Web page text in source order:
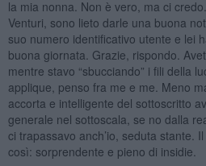
la mia nonna. Non è vero, ma ci
Venturi, sono lieto darle una buona
suo numero identificativo utente e lei
buona giornata. Grazie, rispondo.
mentre stavo “sbucciando” i fili della
applique, penso fra me e me. Meno
accorta e intelligente del sottoscritto
generale nel sottoscala, se no dalla
ci trapassavo anch’io, seduta stante.
così: sorprendente e pieno di insidie.